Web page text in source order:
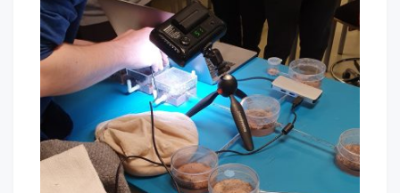
mauragengisins
í
Breiðholti.